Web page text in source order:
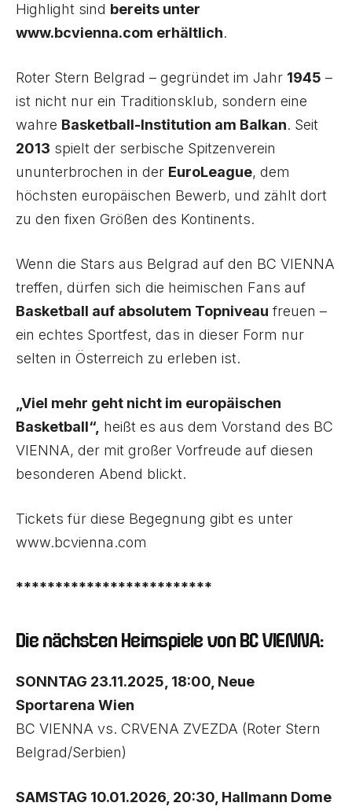
Highlight sind bereits unter
www.bcvienna.com erhältlich.
Roter Stern Belgrad – gegründet im Jahr 1945 –
ist nicht nur ein Traditionsklub, sondern eine
wahre Basketball-Institution am Balkan. Seit
2013 spielt der serbische Spitzenverein
ununterbrochen in der EuroLeague, dem
höchsten europäischen Bewerb, und zählt dort
zu den fixen Größen des Kontinents.
Wenn die Stars aus Belgrad auf den BC VIENNA
treffen, dürfen sich die heimischen Fans auf
Basketball auf absolutem Topniveau freuen –
ein echtes Sportfest, das in dieser Form nur
selten in Österreich zu erleben ist.
„Viel mehr geht nicht im europäischen
Basketball“, heißt es aus dem Vorstand des BC
VIENNA, der mit großer Vorfreude auf diesen
besonderen Abend blickt.
Tickets für diese Begegnung gibt es unter
www.bcvienna.com
*************************
Die nächsten Heimspiele von BC VIENNA:
SONNTAG 23.11.2025, 18:00, Neue
Sportarena Wien
BC VIENNA vs. CRVENA ZVEZDA (Roter Stern
Belgrad/Serbien)
SAMSTAG 10.01.2026, 20:30, Hallmann Dome